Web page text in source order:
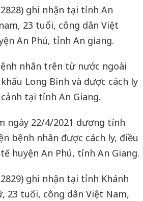
ghi nhận tại tỉnh An
23 tuổi, công dân Việt
An Phú, tỉnh An giang.
nhân trên từ nước ngoài
Long Bình và được cách ly
tại tỉnh An Giang.
ngày 22/4/2021 dương tính
bệnh nhân được cách ly, điều
huyện An Phú, tỉnh An Giang.
ghi nhận tại tỉnh Khánh
23 tuổi, công dân Việt Nam,